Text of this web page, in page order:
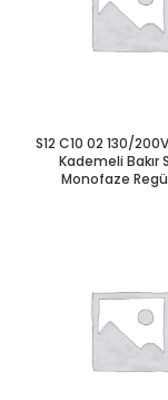
S12 C10 02 130/
Kademeli Bakır
Monofaze